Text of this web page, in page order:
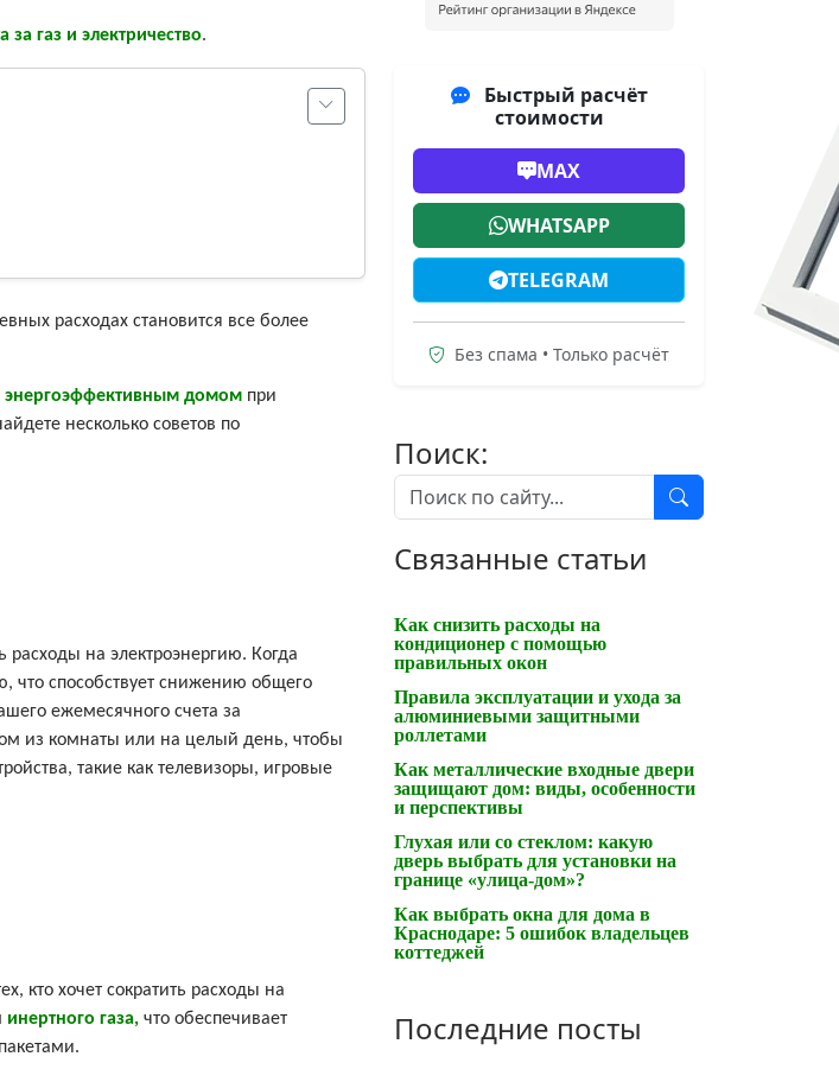
за газ и электричество.
расходах становится все более
энергоэффективным домом при
несколько советов по
расходы на электроэнергию. Когда
что способствует снижению общего
ежемесячного счета за
из комнаты или на целый день, чтобы
такие как телевизоры, игровые
кто хочет сократить расходы на
инертного газа, что обеспечивает
Быстрый расчёт
стоимости
MAX
WHATSAPP
TELEGRAM
Без спама • Только расчёт
Поиск:
Связанные статьи
Как снизить расходы на
кондиционер с помощью
правильных окон
Правила эксплуатации и ухода за
алюминиевыми защитными
роллетами
Как металлические входные двери
защищают дом: виды, особенности
и перспективы
Глухая или со стеклом: какую
дверь выбрать для установки на
границе «улица-дом»?
Как выбрать окна для дома в
Краснодаре: 5 ошибок владельцев
коттеджей
Последние посты